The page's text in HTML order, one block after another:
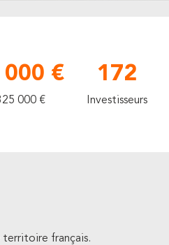
000 €
000 €
172
Investisseurs
territoire français.